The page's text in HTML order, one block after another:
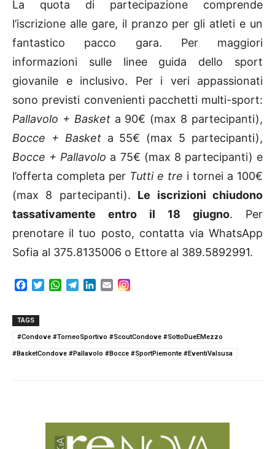
La quota di partecipazione comprende
l’iscrizione alle gare, il pranzo per gli atleti e un
fantastico pacco gara. Per maggiori
informazioni sulle linee guida dello sport
giovanile e inclusivo. Per i veri appassionati
sono previsti convenienti pacchetti multi-sport:
Pallavolo + Basketa 90€ (max 8 partecipanti),
Bocce + Basketa 55€ (max 5 partecipanti),
Bocce + Pallavolo a 75€ (max 8 partecipanti) e
l’offerta completa per Tutti e tre i tornei a 100€
(max 8 partecipanti). Le iscrizioni chiudono
tassativamente entro il 18 giugno. Per
prenotare il tuo posto, contatta via WhatsApp
Sofia al 375.8135006 o Ettore al 389.5892991.
e
b
o
t
r
W
s
p
g
a
e
I
E
l
TAGS
#Condove #TorneoSportivo #ScoutCondove #SottoDueEMezzo
#BasketCondove #Pallavolo #Bocce #SportPiemonte #EventiValsusa